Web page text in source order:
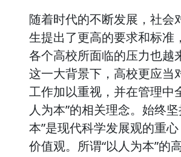
随着时代的不断发展，社会
生提出了更高的要求和标准
各个高校所面临的压力也越
这一大背景下，高校更应当
工作加以重视，并在管理中
人为本”的相关理念。始终
本”是现代科学发展观的重
价值观。所谓“以人为本”的